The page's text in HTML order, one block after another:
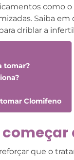
como o
Saiba
driblar a
tomar?
Clomifeno
que o